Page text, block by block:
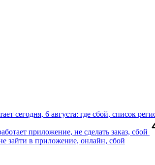
сегодня, 6 августа: где сбой, список
приложение, не сделать заказ, сбой
зайти в приложение, онлайн, сбой